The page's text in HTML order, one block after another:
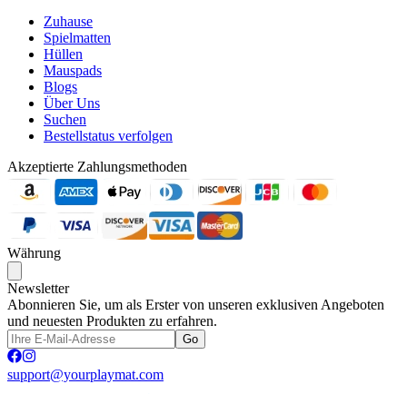
Zuhause
Spielmatten
Hüllen
Mauspads
Blogs
Über Uns
Suchen
Bestellstatus verfolgen
Akzeptierte Zahlungsmethoden
Währung
Newsletter
Abonnieren Sie, um als Erster von unseren exklusiven Angeboten
und neuesten Produkten zu erfahren.
Go
support@yourplaymat.com